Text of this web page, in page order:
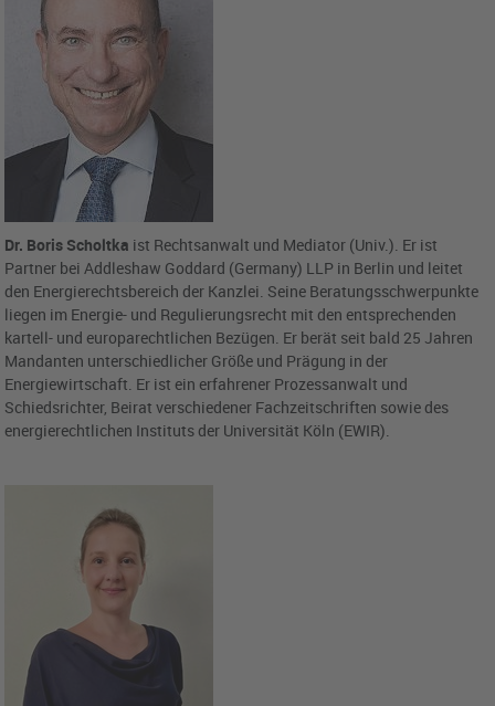
Dr. Boris Scholtka ist Rechtsanwalt und Mediator (Univ.). Er ist
Partner bei Addleshaw Goddard (Germany) LLP in Berlin und leitet
den Energierechtsbereich der Kanzlei. Seine Beratungsschwerpunkte
liegen im Energie- und Regulierungsrecht mit den entsprechenden
kartell- und europarechtlichen Bezügen. Er berät seit bald 25 Jahren
Mandanten unterschiedlicher Größe und Prägung in der
Energiewirtschaft. Er ist ein erfahrener Prozessanwalt und
Schiedsrichter, Beirat verschiedener Fachzeitschriften sowie des
energierechtlichen Instituts der Universität Köln (EWIR).